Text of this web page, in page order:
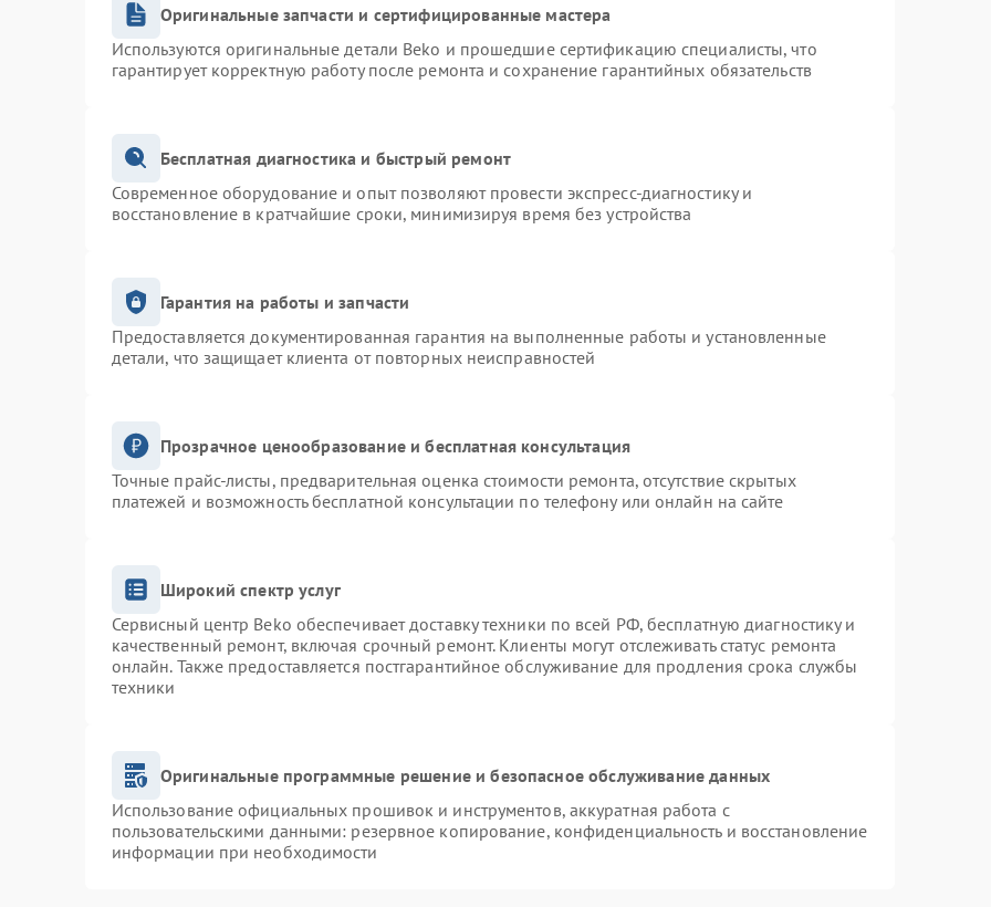
Оригинальные запчасти и сертифицированные мастера
Используются оригинальные детали Beko и прошедшие сертификацию специалисты, что
гарантирует корректную работу после ремонта и сохранение гарантийных обязательств
Бесплатная диагностика и быстрый ремонт
Современное оборудование и опыт позволяют провести экспресс-диагностику и
восстановление в кратчайшие сроки, минимизируя время без устройства
Гарантия на работы и запчасти
Предоставляется документированная гарантия на выполненные работы и установленные
детали, что защищает клиента от повторных неисправностей
Прозрачное ценообразование и бесплатная консультация
Точные прайс-листы, предварительная оценка стоимости ремонта, отсутствие скрытых
платежей и возможность бесплатной консультации по телефону или онлайн на сайте
Широкий спектр услуг
Сервисный центр Beko обеспечивает доставку техники по всей РФ, бесплатную диагностику и
качественный ремонт, включая срочный ремонт. Клиенты могут отслеживать статус ремонта
онлайн. Также предоставляется постгарантийное обслуживание для продления срока службы
техники
Оригинальные программные решение и безопасное обслуживание данных
Использование официальных прошивок и инструментов, аккуратная работа с
пользовательскими данными: резервное копирование, конфиденциальность и восстановление
информации при необходимости